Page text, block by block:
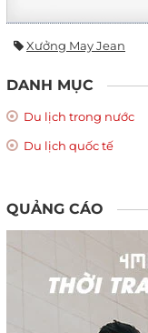
Xưởng May Jean
DANH MỤC
Du lịch trong nước
Du lịch quốc tế
QUẢNG CÁO